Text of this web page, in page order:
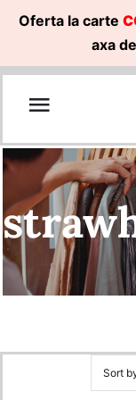
Oferta la carte
axa
Skip
Sort